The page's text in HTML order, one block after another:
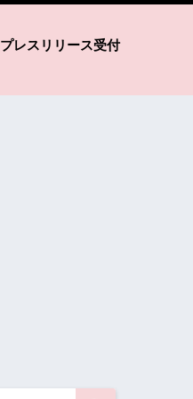
プレスリリース受付